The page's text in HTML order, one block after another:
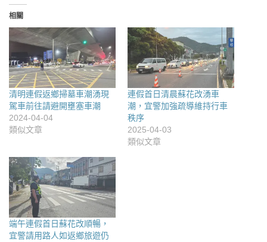
相關
清明連假返鄉掃墓車潮湧現
駕車前往請避開壅塞車潮
2024-04-04
類似文章
連假首日清晨蘇花改湧車
潮，宜警加強疏導維持行車
秩序
2025-04-03
類似文章
端午連假首日蘇花改順暢，
宜警請用路人如返鄉旅遊仍